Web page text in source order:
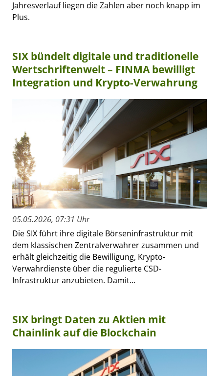
Jahresverlauf liegen die Zahlen aber noch knapp im
Plus.
SIX bündelt digitale und traditionelle
Wertschriftenwelt – FINMA bewilligt
Integration und Krypto-Verwahrung
05.05.2026, 07:31 Uhr
Die SIX führt ihre digitale Börseninfrastruktur mit
dem klassischen Zentralverwahrer zusammen und
erhält gleichzeitig die Bewilligung, Krypto-
Verwahrdienste über die regulierte CSD-
Infrastruktur anzubieten. Damit...
SIX bringt Daten zu Aktien mit
Chainlink auf die Blockchain